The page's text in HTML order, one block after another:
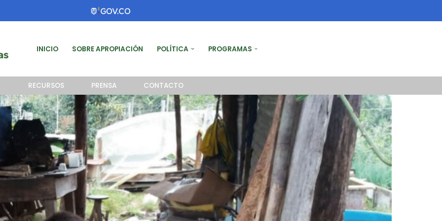
INICIO SOBRE APROPIACIÓN POLÍTICA PROGRAMAS
RECURSOS PRENSA CONTACTO